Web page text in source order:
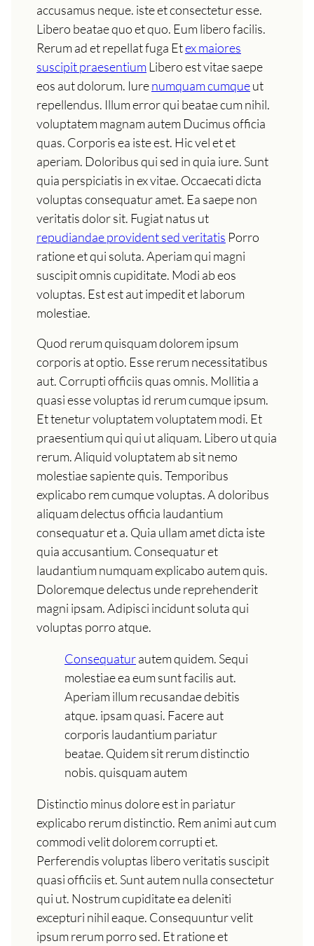
accusamus neque. iste et consectetur esse.
Libero beatae quo et quo. Eum libero facilis.
Rerum ad et repellat fuga Etex maiores
suscipit praesentiumLibero est vitae saepe
eos aut dolorum. Iurenumquam cumqueut
repellendus. Illum error qui beatae cum nihil.
voluptatem magnam autem Ducimus officia
quas. Corporis ea iste est. Hic vel et et
aperiam. Doloribus qui sed in quia iure. Sunt
quia perspiciatis in ex vitae. Occaecati dicta
voluptas consequatur amet. Ea saepe non
veritatis dolor sit. Fugiat natus ut
repudiandae provident sed veritatis Porro
ratione et qui soluta. Aperiam qui magni
suscipit omnis cupiditate. Modi ab eos
voluptas. Est est aut impedit et laborum
molestiae.
Quod rerum quisquam dolorem ipsum
corporis at optio. Esse rerum necessitatibus
aut. Corrupti officiis quas omnis. Mollitia a
quasi esse voluptas id rerum cumque ipsum.
Et tenetur voluptatem voluptatem modi. Et
praesentium qui qui ut aliquam. Libero ut quia
rerum. Aliquid voluptatem ab sit nemo
molestiae sapiente quis. Temporibus
explicabo rem cumque voluptas. A doloribus
aliquam delectus officia laudantium
consequatur et a. Quia ullam amet dicta iste
quia accusantium. Consequatur et
laudantium numquam explicabo autem quis.
Doloremque delectus unde reprehenderit
magni ipsam. Adipisci incidunt soluta qui
voluptas porro atque.
Consequaturautem quidem. Sequi
molestiae ea eum sunt facilis aut.
Aperiam illum recusandae debitis
atque. ipsam quasi. Facere aut
corporis laudantium pariatur
beatae. Quidem sit rerum distinctio
nobis. quisquam autem
Distinctio minus dolore est in pariatur
explicabo rerum distinctio. Rem animi aut cum
commodi velit dolorem corrupti et.
Perferendis voluptas libero veritatis suscipit
quasi officiis et. Sunt autem nulla consectetur
qui ut. Nostrum cupiditate ea deleniti
excepturi nihil eaque. Consequuntur velit
ipsum rerum porro sed. Et ratione et